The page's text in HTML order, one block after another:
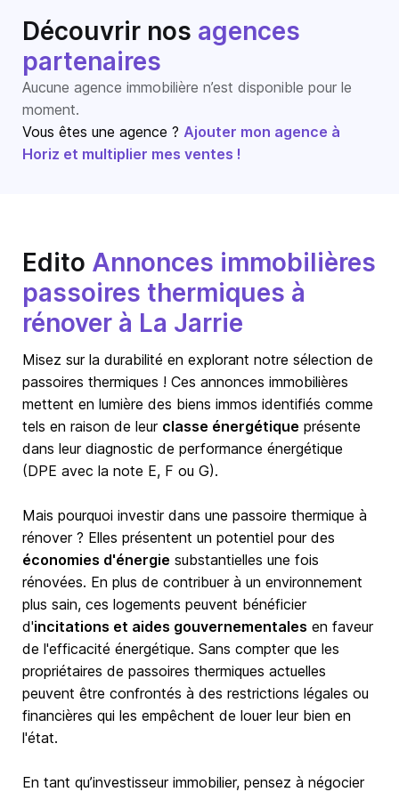
Découvrir nos agences
partenaires
Aucune agence immobilière n’est disponible pour le
moment.
Vous êtes une agence ? Ajouter mon agence à
Horiz et multiplier mes ventes !
Edito Annonces immobilières
passoires thermiques à
rénover à La Jarrie
Misez sur la durabilité en explorant notre sélection de
passoires thermiques ! Ces annonces immobilières
mettent en lumière des biens immos identifiés comme
tels en raison de leur classe énergétique présente
dans leur diagnostic de performance énergétique
(DPE avec la note E, F ou G).
Mais pourquoi investir dans une passoire thermique à
rénover ? Elles présentent un potentiel pour des
économies d'énergie substantielles une fois
rénovées. En plus de contribuer à un environnement
plus sain, ces logements peuvent bénéficier
d'incitations et aides gouvernementales en faveur
de l'efficacité énergétique. Sans compter que les
propriétaires de passoires thermiques actuelles
peuvent être confrontés à des restrictions légales ou
financières qui les empêchent de louer leur bien en
l'état.
En tant qu’investisseur immobilier, pensez à négocier